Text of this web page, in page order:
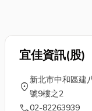
宜佳資訊(股)
location_on
新北市中和區建
號9樓之2
call02-82263939